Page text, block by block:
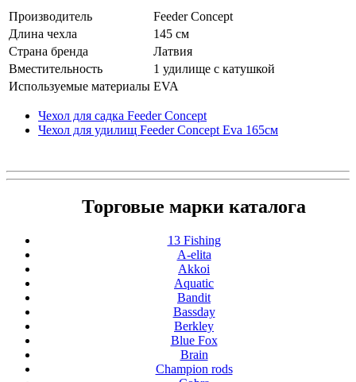
Производитель
Feeder Concept
Длина чехла
145 см
Страна бренда
Латвия
Вместительность
1 удилище с катушкой
Используемые материалы EVA
Чехол для садка Feeder Concept
Чехол для удилищ Feeder Concept Eva 165см
Торговые марки каталога
13 Fishing
A-elita
Akkoi
Aquatic
Bandit
Bassday
Berkley
Blue Fox
Brain
Champion rods